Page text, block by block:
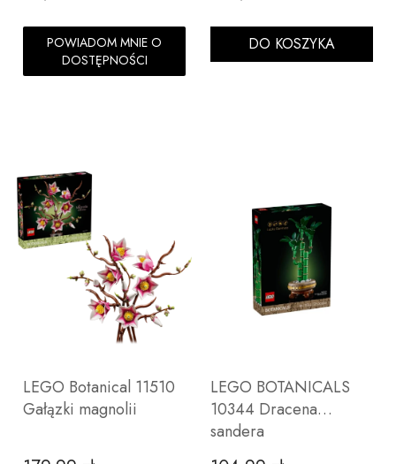
POWIADOM MNIE O
DOSTĘPNOŚCI
DO KOSZYKA
LEGO Botanical 11510
Gałązki magnolii
LEGO BOTANICALS
10344 Dracena
sandera